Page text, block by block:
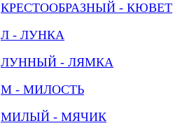
КРЕСТООБРАЗНЫЙ - КЮВЕТ
Л - ЛУНКА
ЛУННЫЙ - ЛЯМКА
М - МИЛОСТЬ
МИЛЫЙ - МЯЧИК